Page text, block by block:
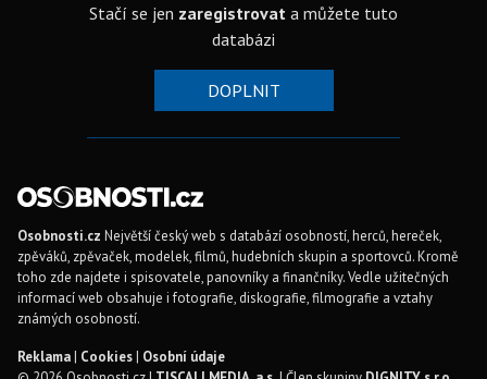
Stačí se jen zaregistrovat a můžete tuto
databázi
DOPLNIT
Osobnosti.cz Největší český web s databází osobností, herců, hereček,
zpěváků, zpěvaček, modelek, filmů, hudebních skupin a sportovců. Kromě
toho zde najdete i spisovatele, panovníky a finančníky. Vedle užitečných
informací web obsahuje i fotografie, diskografie, filmografie a vztahy
známých osobností.
Reklama| Cookies| Osobní údaje